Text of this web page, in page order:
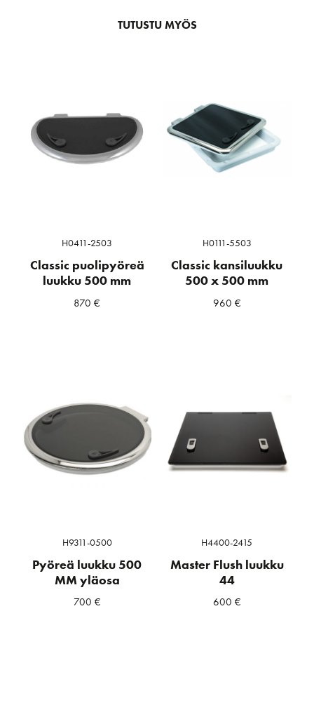
TUTUSTU MYÖS
H0411-2503
Classic puolipyöreä
luukku 500 mm
870€
H0111-5503
Classic kansiluukku
500 x 500 mm
960 €
H9311-0500
Pyöreä luukku 500
MM yläosa
700 €
H4400-2415
Master Flush luukku
44
600 €